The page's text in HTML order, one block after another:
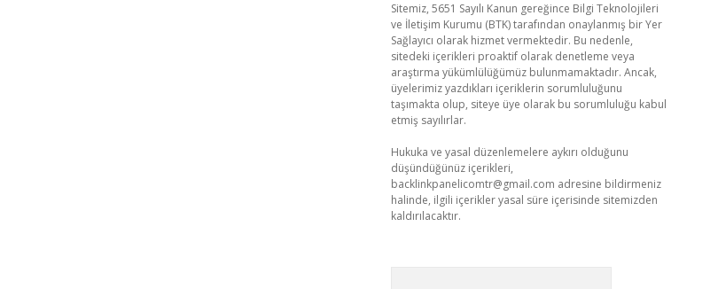
Sitemiz, 5651 Sayılı Kanun gereğince Bilgi Teknolojileri
ve İletişim Kurumu (BTK) tarafından onaylanmış bir Yer
Sağlayıcı olarak hizmet vermektedir. Bu nedenle,
sitedeki içerikleri proaktif olarak denetleme veya
araştırma yükümlülüğümüz bulunmamaktadır. Ancak,
üyelerimiz yazdıkları içeriklerin sorumluluğunu
taşımakta olup, siteye üye olarak bu sorumluluğu kabul
etmiş sayılırlar.
Hukuka ve yasal düzenlemelere aykırı olduğunu
düşündüğünüz içerikleri,
backlinkpanelicomtr@gmail.com adresine bildirmeniz
halinde, ilgili içerikler yasal süre içerisinde sitemizden
kaldırılacaktır.